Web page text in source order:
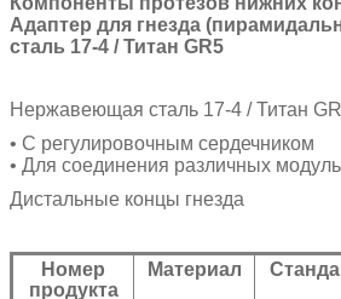
Адаптер для гнезда
сталь 17-4 / Титан GR5
Нержавеющая сталь 17-4 / Титан
• С регулировочным сердечником
• Для соединения различных
Дистальные концы гнезда
Номер
продукта
Материал